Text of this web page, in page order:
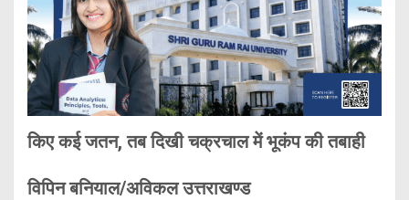
किए कई जतन, तब दिखी चक्रचाल में भूकंप की तबाही
विपिन बनियाल/अविकल उत्तराखण्ड